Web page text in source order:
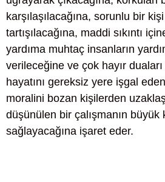
karşılaşılacağına, sorunlu bir
tartışılacağına, maddi sıkıntı
yardıma muhtaç insanların
verileceğine ve çok hayır duaları
hayatını gereksiz yere işgal
moralini bozan kişilerden
düşünülen bir çalışmanın büyük
sağlayacağına işaret eder.